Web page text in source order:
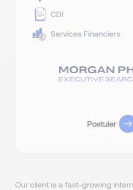
CDI
Services Financiers
Postuler
Our client is a fast-growing